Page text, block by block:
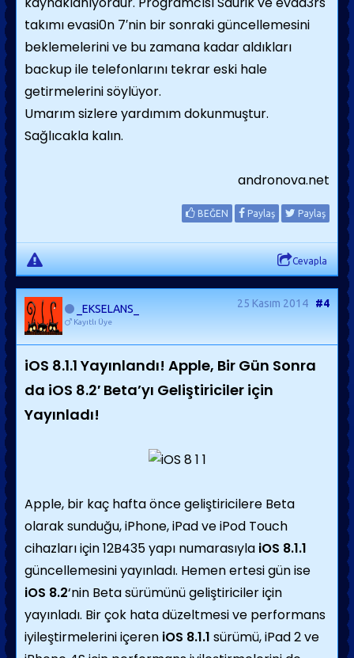
takımı evasi0n 7′nin bir sonraki güncellemesini
beklemelerini ve bu zamana kadar aldıkları
backup ile telefonlarını tekrar eski hale
getirmelerini söylüyor.
Umarım sizlere yardımım dokunmuştur.
Sağlıcakla kalın.
andronova.net
BEĞEN Paylaş Paylaş
Cevapla
_EKSELANS_
Kayıtlı Üye
25 Kasım 2014 #4
iOS 8.1.1 Yayınlandı! Apple, Bir Gün Sonra
da iOS 8.2′ Beta’yı Geliştiriciler için
Yayınladı!
Apple, bir kaç hafta önce geliştiricilere Beta
olarak sunduğu, iPhone, iPad ve iPod Touch
cihazları için 12B435 yapı numarasıyla iOS 8.1.1
güncellemesini yayınladı. Hemen ertesi gün ise
iOS 8.2‘nin Beta sürümünü geliştiriciler için
yayınladı. Bir çok hata düzeltmesi ve performans
iyileştirmelerini içeren iOS 8.1.1 sürümü, iPad 2 ve